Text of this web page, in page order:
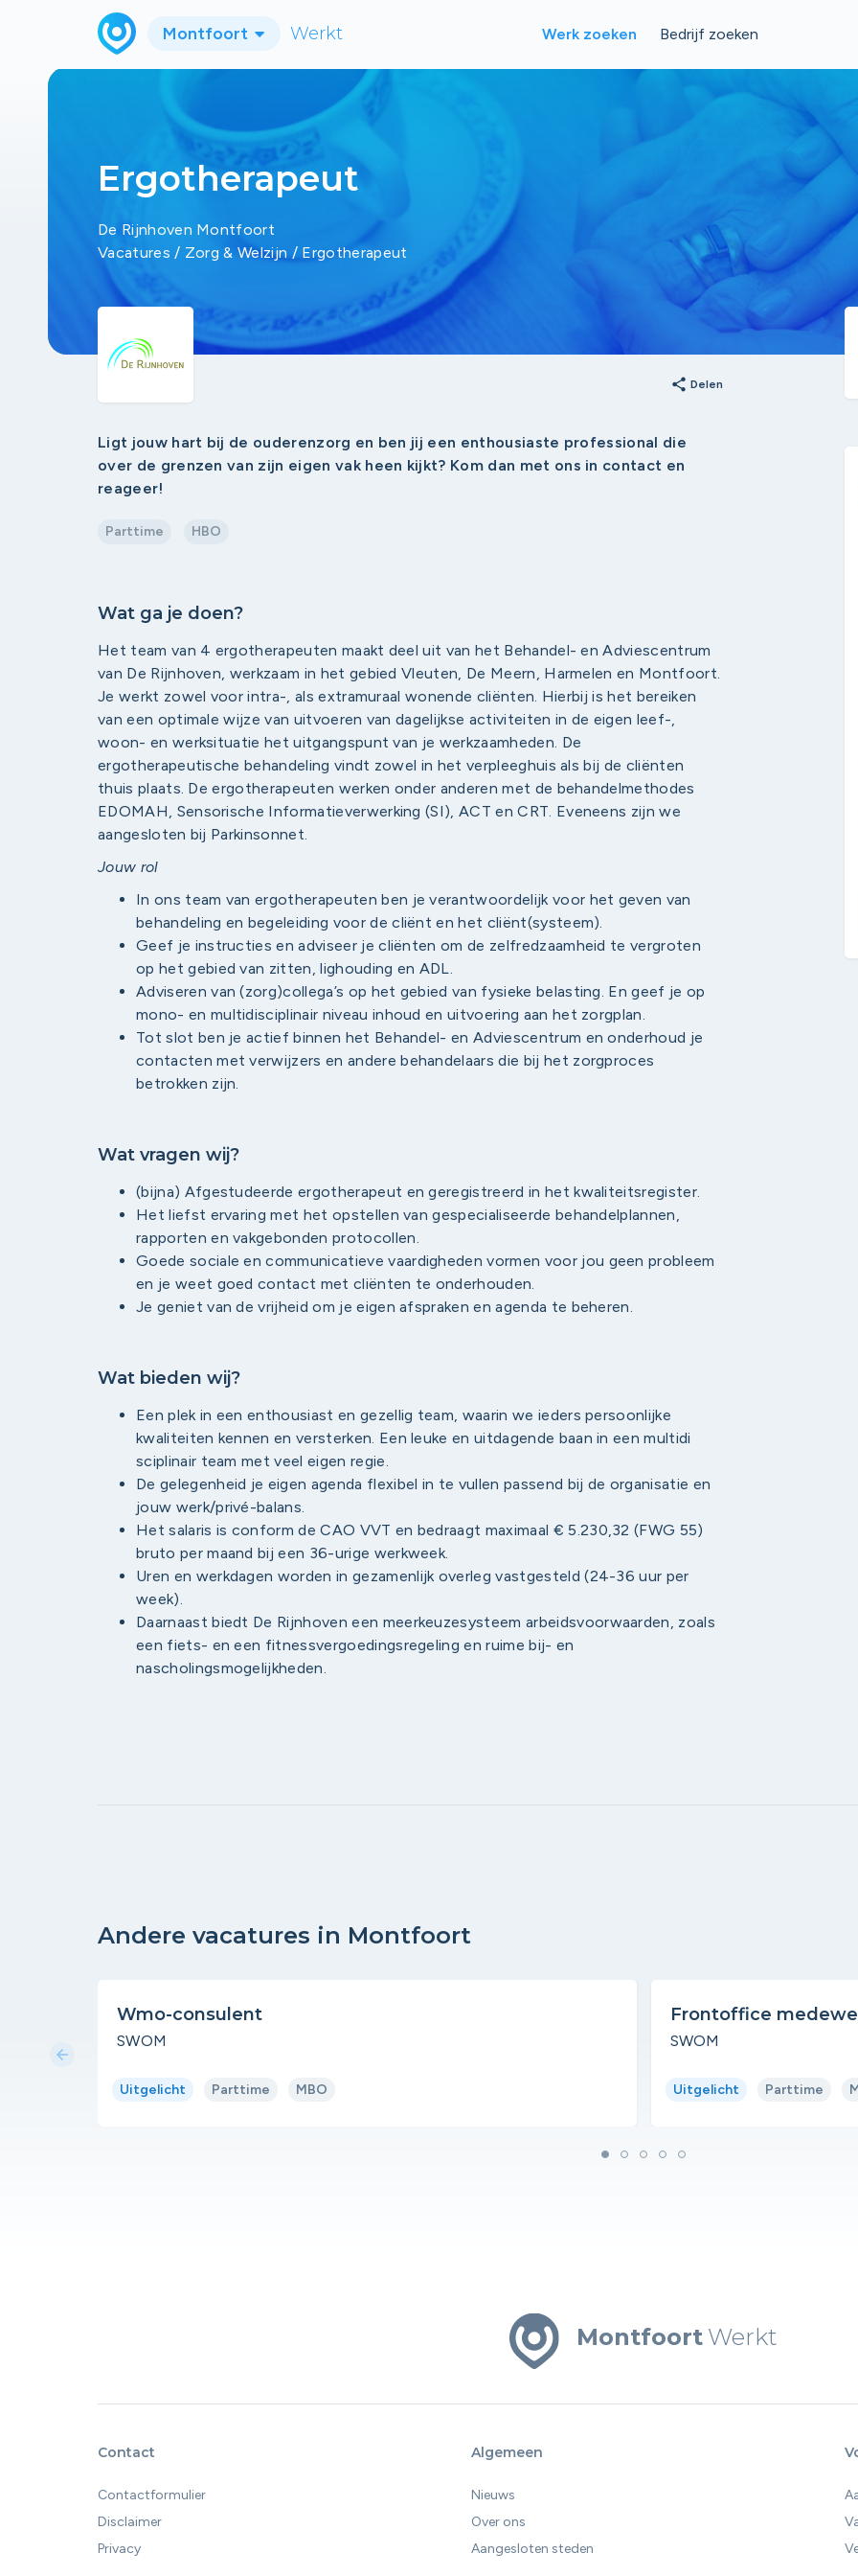
Montfoort Werkt Werk zoeken Bedrijf zoeken
Ergotherapeut
De Rijnhoven Montfoort
Vacatures / Zorg & Welzijn / Ergotherapeut
share Delen
Ligt jouw hart bij de ouderenzorg en ben jij een enthousiaste professional die
over de grenzen van zijn eigen vak heen kijkt? Kom dan met ons in contact en
reageer!
Parttime HBO
Wat ga je doen?
Het team van 4 ergotherapeuten maakt deel uit van het Behandel- en Adviescentrum
van De Rijnhoven, werkzaam in het gebied Vleuten, De Meern, Harmelen en Montfoort.
Je werkt zowel voor intra-, als extramuraal wonende cliënten. Hierbij is het bereiken
van een optimale wijze van uitvoeren van dagelijkse activiteiten in de eigen leef-,
woon- en werksituatie het uitgangspunt van je werkzaamheden. De
ergotherapeutische behandeling vindt zowel in het verpleeghuis als bij de cliënten
thuis plaats. De ergotherapeuten werken onder anderen met de behandelmethodes
EDOMAH, Sensorische Informatieverwerking (SI), ACT en CRT. Eveneens zijn we
aangesloten bij Parkinsonnet.
Jouw rol
In ons team van ergotherapeuten ben je verantwoordelijk voor het geven van
behandeling en begeleiding voor de cliënt en het cliënt(systeem).
Geef je instructies en adviseer je cliënten om de zelfredzaamheid te vergroten
op het gebied van zitten, lighouding en ADL.
Adviseren van (zorg)collega’s op het gebied van fysieke belasting. En geef je op
mono- en multidisciplinair niveau inhoud en uitvoering aan het zorgplan.
Tot slot ben je actief binnen het Behandel- en Adviescentrum en onderhoud je
contacten met verwijzers en andere behandelaars die bij het zorgproces
betrokken zijn.
Wat vragen wij?
(bijna) Afgestudeerde ergotherapeut en geregistreerd in het kwaliteitsregister.
Het liefst ervaring met het opstellen van gespecialiseerde behandelplannen,
rapporten en vakgebonden protocollen.
Goede sociale en communicatieve vaardigheden vormen voor jou geen probleem
en je weet goed contact met cliënten te onderhouden.
Je geniet van de vrijheid om je eigen afspraken en agenda te beheren.
Wat bieden wij?
Een plek in een enthousiast en gezellig team, waarin we ieders persoonlijke
kwaliteiten kennen en versterken. Een leuke en uitdagende baan in een multidi
sciplinair team met veel eigen regie.
De gelegenheid je eigen agenda flexibel in te vullen passend bij de organisatie en
jouw werk/privé-balans.
Het salaris is conform de CAO VVT en bedraagt maximaal € 5.230,32 (FWG 55)
bruto per maand bij een 36-urige werkweek.
Uren en werkdagen worden in gezamenlijk overleg vastgesteld (24-36 uur per
week).
Daarnaast biedt De Rijnhoven een meerkeuzesysteem arbeidsvoorwaarden, zoals
een fiets- en een fitnessvergoedingsregeling en ruime bij- en
nascholingsmogelijkheden.
Andere vacatures in Montfoort
Wmo-consulent
SWOM
Uitgelicht Parttime MBO
Frontoffice
SWOM
Uitgelicht Parttime
arrow_back
Montfoort Werkt
Contact
Contactformulier
Disclaimer
Privacy
Algemeen
Nieuws
Over ons
Aangesloten steden